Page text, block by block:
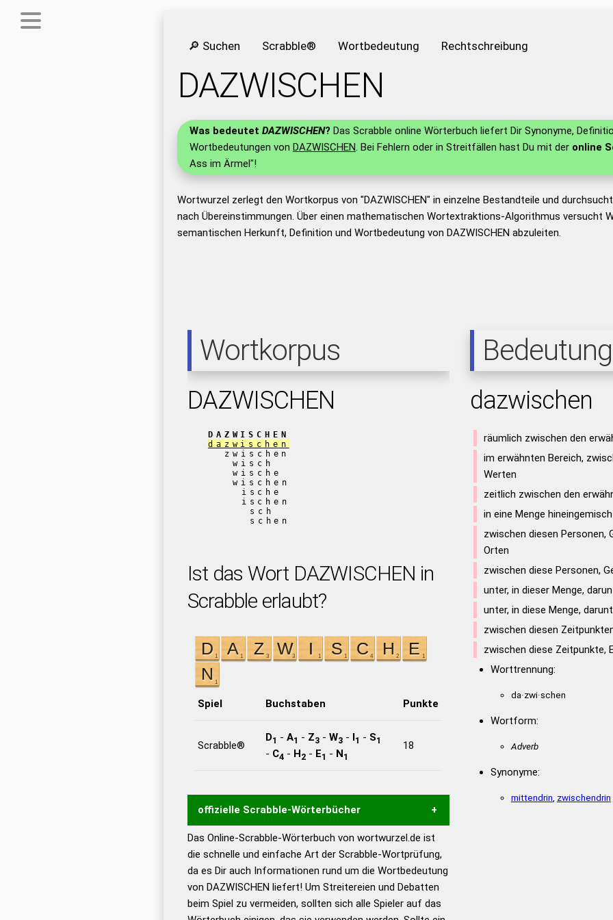
🔎 Suchen Scrabble® Wortbedeutung Rechtschreibung
DAZWISCHEN
Was bedeutet DAZWISCHEN? Das Scrabble online Wörterbuch liefert Dir Synonyme,
Wortbedeutungen von DAZWISCHEN. Bei Fehlern oder in Streitfällen hast Du mit der online
Ass im Ärmel"!
Wortwurzel zerlegt den Wortkorpus von "DAZWISCHEN" in einzelne Bestandteile und
nach Übereinstimmungen. Über einen mathematischen Wortextraktions-Algorithmus versucht
semantischen Herkunft, Definition und Wortbedeutung von DAZWISCHEN abzuleiten.
Wortkorpus
DAZWISCHEN
DAZWISCHEN
dazwischen
zwischen
wisch
wische
wischen
ische
ischen
sch
schen
Ist das Wort DAZWISCHEN in
Scrabble erlaubt?
Spiel Buchstaben Punkte
Scrabble®
D1 - A1 - Z3- W3- I1 - S1
- C4 - H2- E1 - N1
18
offizielle Scrabble-Wörterbücher
Wortwurzel liefert mit Hilfe eines semantischen
Wortanalyse-Algorithmus gute Anhaltspunkte zu
Wortbedeutung, Worttrennung und Wortform, um die
Gültigkeit eines Wortes für das Scrabble-Spiel zu
bestimmen! zugelassene Turnier Scrabble-
Das Online-Scrabble-Wörterbuch von wortwurzel.de ist
die schnelle und einfache Art der Scrabble-Wortprüfung,
da es Dir auch Informationen rund um die Wortbedeutung
von DAZWISCHEN liefert! Um Streitereien und Debatten
beim Spiel zu vermeiden, sollten sich alle Spieler auf das
Bedeutung
dazwischen
räumlich zwischen den
im erwähnten Bereich,
Werten
zeitlich zwischen den
in eine Menge
zwischen diesen Personen,
Orten
zwischen diese Personen,
unter, in dieser Menge,
unter, in diese Menge,
zwischen diesen
zwischen diese Zeitpunkte,
Worttrennung:
da·zwi·schen
Wortform:
Adverb
Synonyme:
mittendrin zwischendrin